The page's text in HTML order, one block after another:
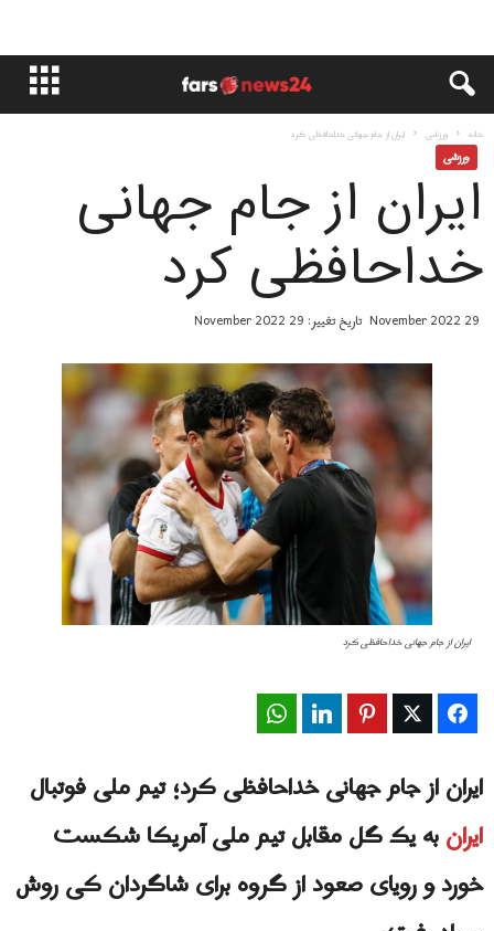
خانه ورزشی ایران از جام جهانی خداحافظی کرد
ورزشی
ایران از جام جهانی
خداحافظی کرد
29 November 2022 تاریخ تغییر: 29 November 2022
ایران از جام جهانی خداحافظی کرد
Facebook
Twitter
Pinterest
LinkedIn
ایران از جام جهانی خداحافظی کرد؛ تیم ملی فوتبال
ایرانبه یک گل مقابل تیم ملی آمریکا شکست
خورد و رویای صعود از گروه براى شاگردان کی روش